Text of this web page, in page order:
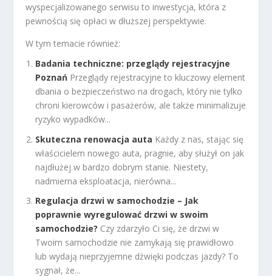
wyspecjalizowanego serwisu to inwestycja, która z
pewnością się opłaci w dłuższej perspektywie.
W tym temacie również:
Badania techniczne: przeglądy rejestracyjne
Poznań Przeglądy rejestracyjne to kluczowy element
dbania o bezpieczeństwo na drogach, który nie tylko
chroni kierowców i pasażerów, ale także minimalizuje
ryzyko wypadków...
Skuteczna renowacja auta Każdy z nas, stając się
właścicielem nowego auta, pragnie, aby służył on jak
najdłużej w bardzo dobrym stanie. Niestety,
nadmierna eksploatacja, nierówna...
Regulacja drzwi w samochodzie – Jak
poprawnie wyregulować drzwi w swoim
samochodzie? Czy zdarzyło Ci się, że drzwi w
Twoim samochodzie nie zamykają się prawidłowo
lub wydają nieprzyjemne dźwięki podczas jazdy? To
sygnał, że...